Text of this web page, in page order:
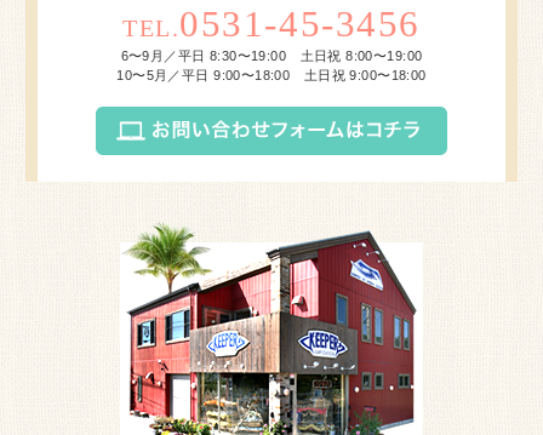
TEL.0531-45-3456
6〜9月／平日 8:30〜19:00 土日祝 8:00〜19:00
10〜5月／平日 9:00〜18:00 土日祝 9:00〜18:00